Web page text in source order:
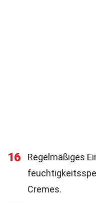
16
Regelmäßiges
Cremes.